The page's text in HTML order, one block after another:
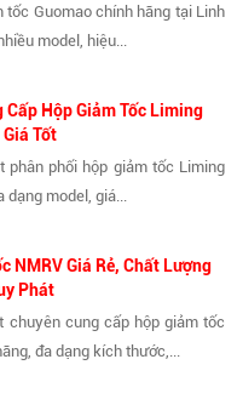
tốc Guomao chính hãng tại Linh
model, hiệu...
Cấp Hộp Giảm Tốc Liming
Tốt
phân phối hộp giảm tốc Liming
model, giá...
NMRV Giá Rẻ, Chất Lượng
Phát
chuyên cung cấp hộp giảm tốc
đa dạng kích thước,...